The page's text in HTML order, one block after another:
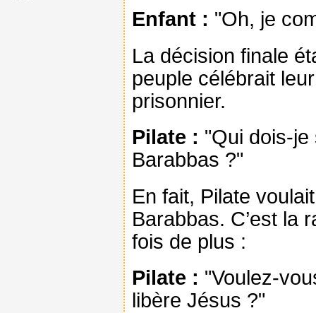
Enfant : "Oh, je
La décision finale
peuple célébrait
prisonnier.
Pilate : "Qui dois-
Barabbas ?"
En fait, Pilate
Barabbas. C’est la
fois de plus :
Pilate : "Voulez-
libère Jésus ?"